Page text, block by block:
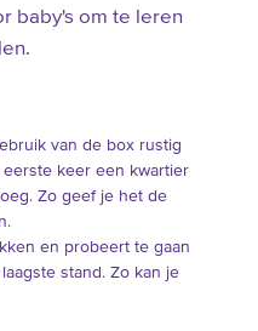
baby's om te leren
van de box rustig
keer een kwartier
Zo geef je het de
en probeert te gaan
stand. Zo kan je